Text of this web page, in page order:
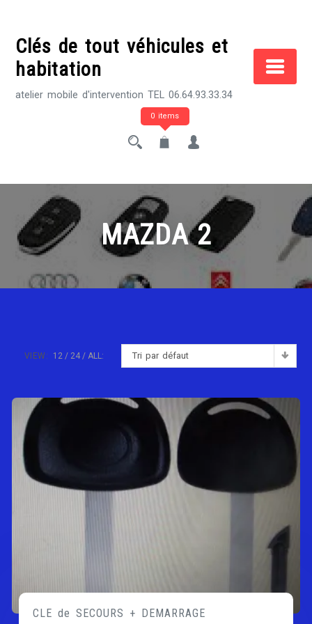
contentClés de tout véhicules et
habitation
atelier mobile d'intervention TEL 06.64.93.33.34
0 items
MAZDA 2
Tri par défaut
VIEW: 12 24 ALL:
CLE de SECOURS + DEMARRAGE